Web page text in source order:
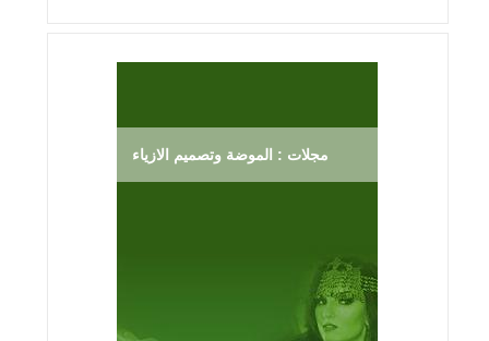
مجلات : الموضة وتصميم الازياء